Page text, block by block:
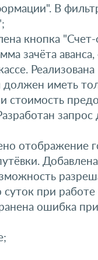
В
кнопка
зачёта
должен иметь
стоимость
отображение
при работе
ошибка